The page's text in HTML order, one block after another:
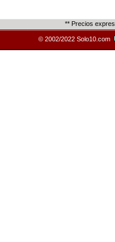
** Precios
© 2002/2022 Solo10.com